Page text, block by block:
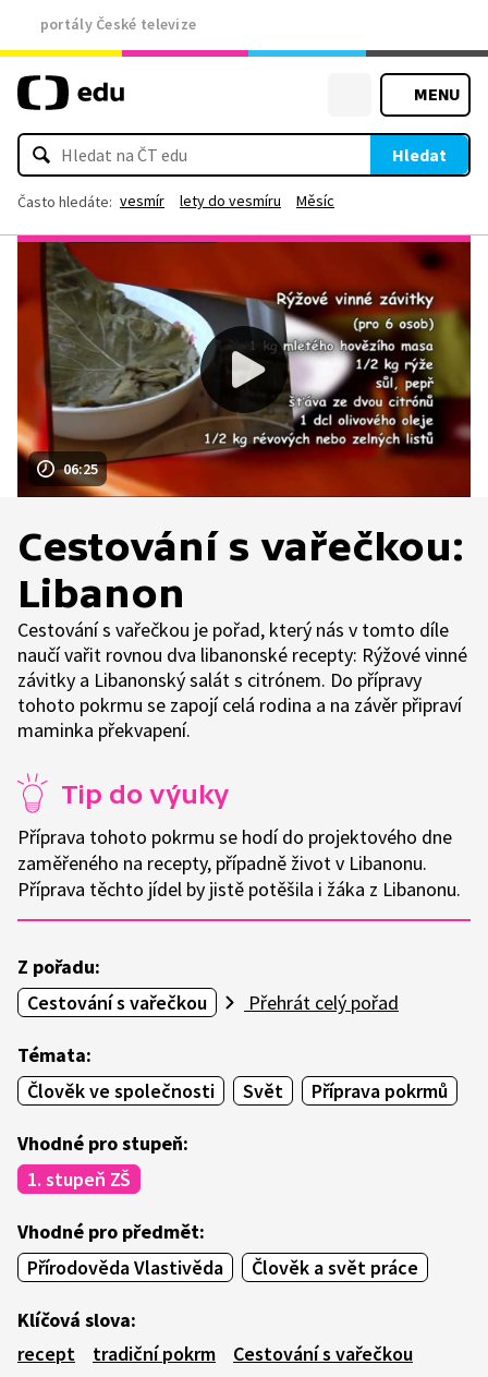
portály České televize
MENU
Hledat
Často hledáte: vesmír lety do vesmíru Měsíc
06:25
Cestování s vařečkou:
Libanon
Cestování s vařečkou je pořad, který nás v tomto díle
naučí vařit rovnou dva libanonské recepty: Rýžové vinné
závitky a Libanonský salát s citrónem. Do přípravy
tohoto pokrmu se zapojí celá rodina a na závěr připraví
maminka překvapení.
Tip do výuky
Příprava tohoto pokrmu se hodí do projektového dne
zaměřeného na recepty, případně život v Libanonu.
Příprava těchto jídel by jistě potěšila i žáka z Libanonu.
Z pořadu:
Cestování s vařečkou
Přehrát celý pořad
Témata:
Člověk ve společnosti
Svět Příprava pokrmů
Vhodné pro stupeň:
1. stupeň ZŠ
Vhodné pro předmět:
Přírodověda Vlastivěda
Člověk a svět práce
Klíčová slova:
recept
tradiční pokrm Cestování s vařečkou